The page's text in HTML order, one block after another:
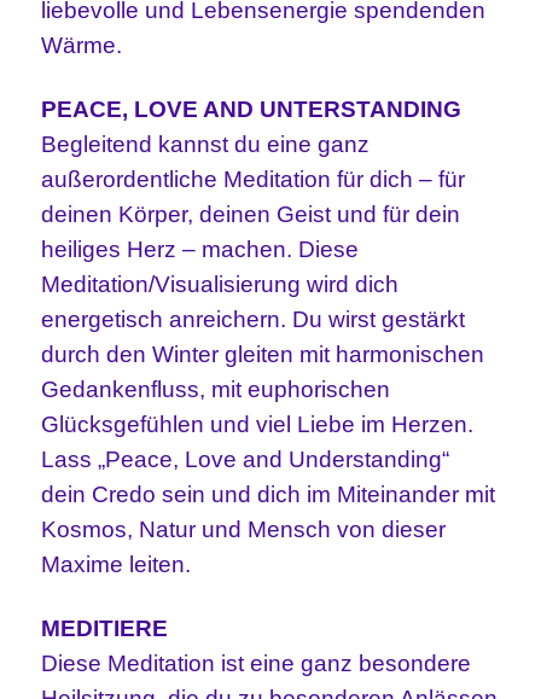
liebevolle und Lebensenergie spendenden
Wärme.
PEACE, LOVE AND UNTERSTANDING
Begleitend kannst du eine ganz
außerordentliche Meditation für dich – für
deinen Körper, deinen Geist und für dein
heiliges Herz – machen. Diese
Meditation/Visualisierung wird dich
energetisch anreichern. Du wirst gestärkt
durch den Winter gleiten mit harmonischen
Gedankenfluss, mit euphorischen
Glücksgefühlen und viel Liebe im Herzen.
Lass „Peace, Love and Understanding“
dein Credo sein und dich im Miteinander mit
Kosmos, Natur und Mensch von dieser
Maxime leiten.
MEDITIERE
Diese Meditation ist eine ganz besondere